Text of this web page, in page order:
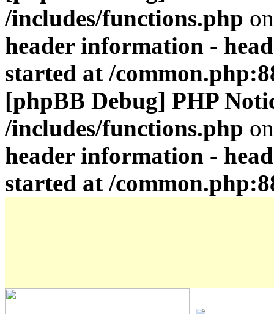
/includes/functions.php
header information -
started at /
[phpBB Debug] PHP
/includes/functions.php
header information -
started at /